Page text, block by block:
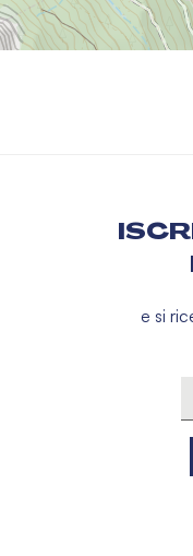
e si